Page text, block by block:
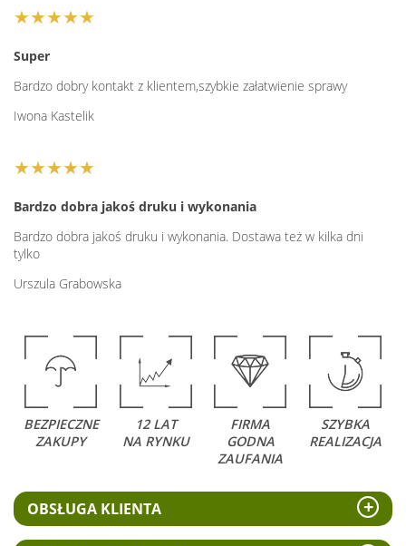
★★★★★
Super
Bardzo dobry kontakt z klientem,szybkie załatwienie sprawy
Iwona Kastelik
★★★★★
Bardzo dobra jakoś druku i wykonania
Bardzo dobra jakoś druku i wykonania. Dostawa też w kilka dni
tylko
Urszula Grabowska
BEZPIECZNE
ZAKUPY
12 LAT
NA RYNKU
FIRMA
GODNA
ZAUFANIA
SZYBKA
REALIZACJA
OBSŁUGA KLIENTA